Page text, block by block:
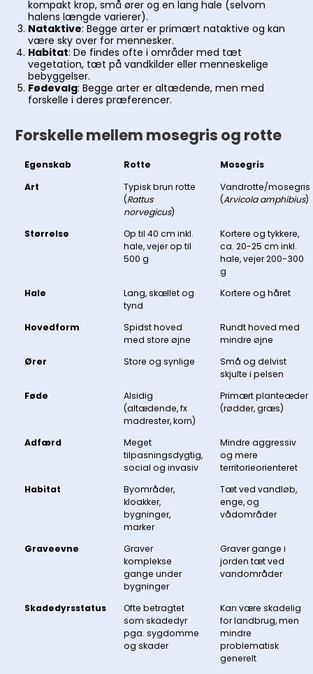
kompakt krop, små ører og en lang hale (selvom
halens længde varierer).
Nataktive: Begge arter er primært nataktive og kan
være sky over for mennesker.
Habitat: De findes ofte i områder med tæt
vegetation, tæt på vandkilder eller menneskelige
bebyggelser.
Fødevalg: Begge arter er altædende, men med
forskelle i deres præferencer.
Forskelle mellem mosegris og rotte
Egenskab Rotte
Mosegris
Art
Typisk brun rotte
(Rattus
norvegicus)
Vandrotte/mosegris
(Arvicola amphibius)
Størrelse
Op til 40 cm inkl.
hale, vejer op til
500 g
Kortere og tykkere,
ca. 20-25 cm inkl.
hale, vejer 200-300
g
Hale
Lang, skællet og
tynd
Kortere og håret
Hovedform
Spidst hoved
med store øjne
Rundt hoved med
mindre øjne
Ører
Store og synlige
Små og delvist
skjulte i pelsen
Føde
Alsidig
(altædende, fx
madrester, korn)
Primært planteæder
(rødder, græs)
Adfærd
Meget
tilpasningsdygtig,
social og invasiv
Mindre aggressiv
og mere
territorieorienteret
Habitat
Byområder,
kloakker,
bygninger,
marker
Tæt ved vandløb,
enge, og
vådområder
Graveevne
Graver
komplekse
gange under
bygninger
Graver gange i
jorden tæt ved
vandområder
Skadedyrsstatus
Ofte betragtet
som skadedyr
pga. sygdomme
og skader
Kan være skadelig
for landbrug, men
mindre
problematisk
generelt